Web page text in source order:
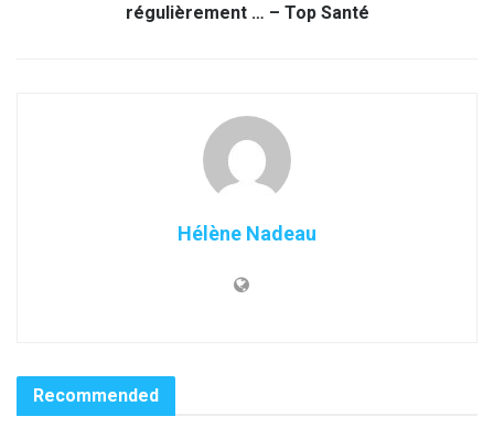
régulièrement … – Top Santé
Hélène Nadeau
Recommended